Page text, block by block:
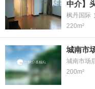
中介】
枫丹国际
220m²
城南市
城南市场
200m²